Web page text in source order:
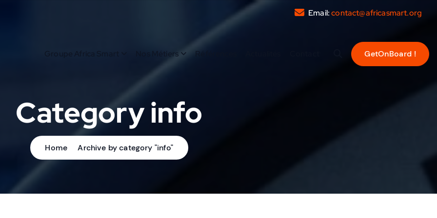
Email: contact@africasmart.org
Nos Métiers Références
Category info
Home Archive by category "info"